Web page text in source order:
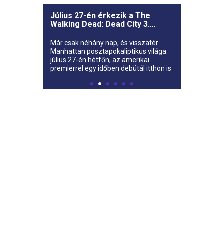
Július 27-én érkezik a The
Walking Dead: Dead City 3.
Már csak néhány nap, és visszatér
Manhattan posztapokaliptikus világa:
július 27-én hétfőn, az amerikai
premierrel egy időben debütál itthon is
City harmadik évada.